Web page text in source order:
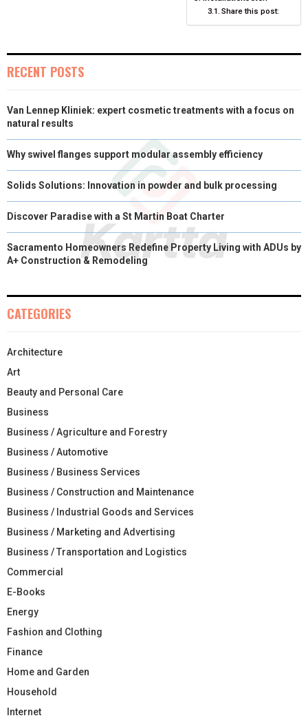
Share this post:
RECENT POSTS
Van Lennep Kliniek: expert cosmetic treatments with a focus on
natural results
Why swivel flanges support modular assembly efficiency
Solids Solutions: Innovation in powder and bulk processing
Discover Paradise with a St Martin Boat Charter
Sacramento Homeowners Redefine Property Living with ADUs by
A+ Construction & Remodeling
CATEGORIES
Architecture
Art
Beauty and Personal Care
Business
Business / Agriculture and Forestry
Business / Automotive
Business / Business Services
Business / Construction and Maintenance
Business / Industrial Goods and Services
Business / Marketing and Advertising
Business / Transportation and Logistics
Commercial
E-Books
Energy
Fashion and Clothing
Finance
Home and Garden
Household
Internet